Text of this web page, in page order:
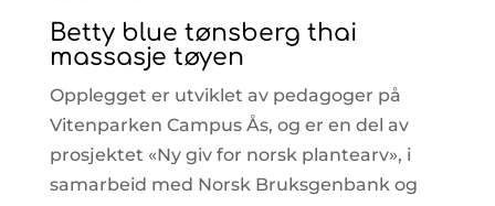
Betty blue tønsberg thai
massasje tøyen
Opplegget er utviklet av pedagoger på
Vitenparken Campus Ås, og er en del av
prosjektet «Ny giv for norsk plantearv», i
samarbeid med Norsk Bruksgenbank og